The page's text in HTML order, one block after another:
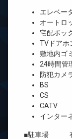
エレベー
オートロ
宅配ボッ
TVドアホ
敷地内ゴ
24時間管
防犯カメ
BS
CS
CATV
インター
■駐車場